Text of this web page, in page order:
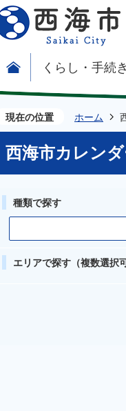
くらし・手続き
現在の位置 ホーム
西海市カレン
種類で探す
エリアで探す（複数選択